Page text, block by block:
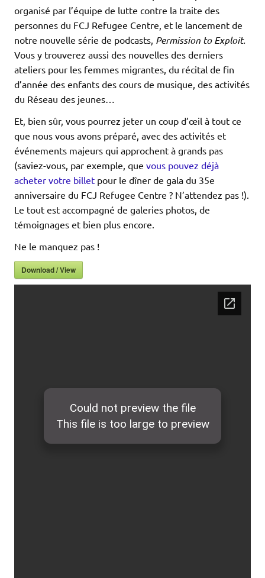
organisé par l’équipe de lutte contre la traite des
personnes du FCJ Refugee Centre, et le lancement de
notre nouvelle série de podcasts, Permission to Exploit.
Vous y trouverez aussi des nouvelles des derniers
ateliers pour les femmes migrantes, du récital de fin
d’année des enfants des cours de musique, des activités
du Réseau des jeunes…
Et, bien sûr, vous pourrez jeter un coup d’œil à tout ce
que nous vous avons préparé, avec des activités et
événements majeurs qui approchent à grands pas
(saviez-vous, par exemple, que vous pouvez déjà
acheter votre billet pour le dîner de gala du 35e
anniversaire du FCJ Refugee Centre ? N’attendez pas !).
Le tout est accompagné de galeries photos, de
témoignages et bien plus encore.
Ne le manquez pas !
Download / View